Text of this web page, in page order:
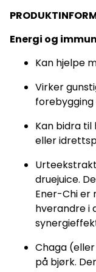
sykdommer eller
Energi og
Kan hjelpe
Virker
Kan bidra
eller
druejuice.
Ener-Chi er
hverandre i
Chaga
på bjørk.